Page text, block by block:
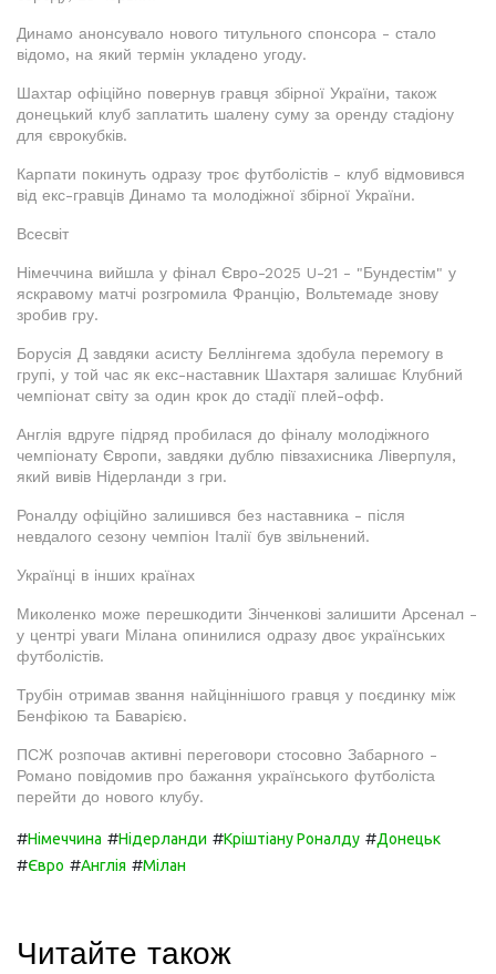
Динамо анонсувало нового титульного спонсора - стало
відомо, на який термін укладено угоду.
Шахтар офіційно повернув гравця збірної України, також
донецький клуб заплатить шалену суму за оренду стадіону
для єврокубків.
Карпати покинуть одразу троє футболістів - клуб відмовився
від екс-гравців Динамо та молодіжної збірної України.
Всесвіт
Німеччина вийшла у фінал Євро-2025 U-21 - "Бундестім" у
яскравому матчі розгромила Францію, Вольтемаде знову
зробив гру.
Борусія Д завдяки асисту Беллінгема здобула перемогу в
групі, у той час як екс-наставник Шахтаря залишає Клубний
чемпіонат світу за один крок до стадії плей-офф.
Англія вдруге підряд пробилася до фіналу молодіжного
чемпіонату Європи, завдяки дублю півзахисника Ліверпуля,
який вивів Нідерланди з гри.
Роналду офіційно залишився без наставника - після
невдалого сезону чемпіон Італії був звільнений.
Українці в інших країнах
Миколенко може перешкодити Зінченкові залишити Арсенал -
у центрі уваги Мілана опинилися одразу двоє українських
футболістів.
Трубін отримав звання найціннішого гравця у поєдинку між
Бенфікою та Баварією.
ПСЖ розпочав активні переговори стосовно Забарного -
Романо повідомив про бажання українського футболіста
перейти до нового клубу.
#Німеччина #Нідерланди #Кріштіану Роналду #Донецьк
#Євро #Англія #Мілан
Читайте також